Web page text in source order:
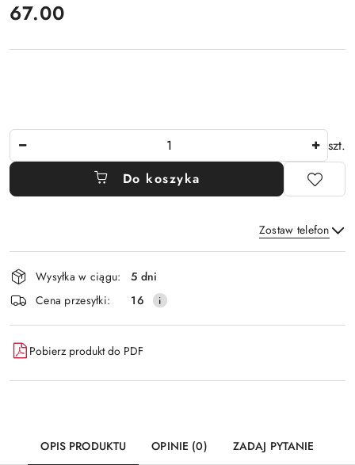
cena:
67.00
szt.
Do koszyka
Zostaw telefon
Wyślij
Dostępność
i
dostawa
Wysyłka w ciągu:
5 dni
Cena przesyłki:
16
Pobierz produkt do PDF
OPIS PRODUKTU OPINIE (0) ZADAJ PYTANIE